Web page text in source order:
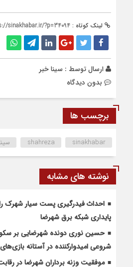
لینک کوتاه : sinakhabar.ir/?p=34094
ارسال توسط : سینا خبر
بدون دیدگاه
برچسب ها
shahreza sinakhabar
نوشته های مشابه
احداث فیدرگیری پست سیار شهرک
پایداری شبکه برق شهرضا
حسین نوری دونده شهرضایی بر
شروعی امیدوارکننده در آستانه
موفقیت وزنه برداران شهرضا در